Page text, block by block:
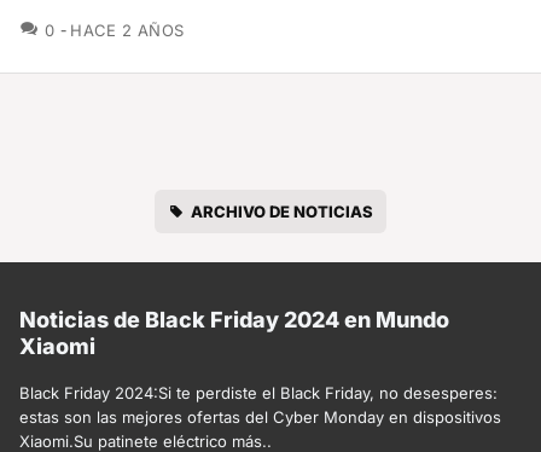
0 COMENTARIOS
HACE 2 AÑOS
ARCHIVO DE NOTICIAS
Noticias de Black Friday 2024 en Mundo
Xiaomi
Black Friday 2024:Si te perdiste el Black Friday, no desesperes:
estas son las mejores ofertas del Cyber Monday en dispositivos
Xiaomi.Su patinete eléctrico más..